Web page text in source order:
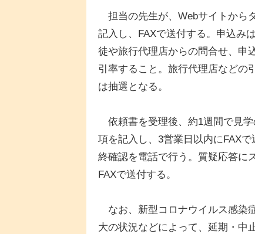
担当の先生が、Webサイトから
記入し、FAXで送付する。申込み
徒や旅行代理店からの問合せ、申
引率すること。旅行代理店などの
は抽選となる。
依頼書を受理後、約1週間で見
項を記入し、3営業日以内にFAX
終確認を電話で行う。質疑応答に
FAXで送付する。
なお、新型コロナウイルス感染
大の状況などによって、延期・中